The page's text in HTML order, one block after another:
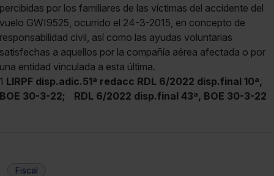
percibidas por los familiares de las víctimas del accidente del
vuelo GWI9525, ocurrido el 24-3-2015, en concepto de
responsabilidad civil, así como las ayudas voluntarias
satisfechas a aquellos por la compañía aérea afectada o por
una entidad vinculada a esta última.
1 LIRPF disp.adic.51ª redacc RDL 6/2022 disp.final 10ª,
BOE 30-3-22;
RDL 6/2022 disp.final 43ª, BOE 30-3-22
Fiscal